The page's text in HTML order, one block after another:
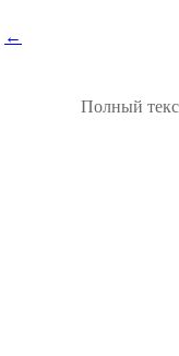
←
Полный